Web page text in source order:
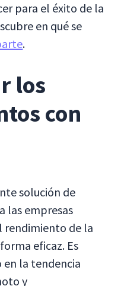
para el éxito de la
en qué se
.
los
con
solución de
las empresas
rendimiento de la
eficaz. Es
la tendencia
y